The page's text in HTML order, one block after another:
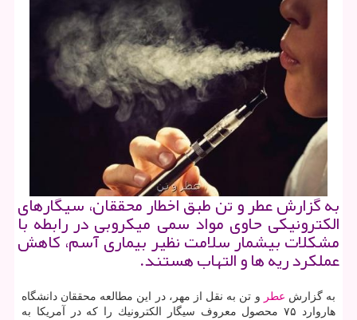
به گزارش عطر و تن طبق اخطار محققان، سیگارهای
الكترونیكی حاوی مواد سمی میكروبی در رابطه با
مشكلات بیشمار سلامت نظیر بیماری آسم، كاهش
عملكرد ریه ها و التهاب هستند.
به گزارش عطر و تن به نقل از مهر، در این مطالعه محققان دانشگاه
هاروارد ۷۵ محصول معروف سیگار الكترونیك را كه در آمریكا به